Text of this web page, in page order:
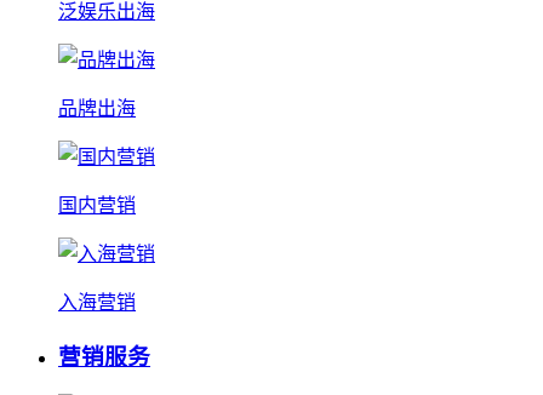
泛娱乐出海
品牌出海
国内营销
入海营销
营销服务